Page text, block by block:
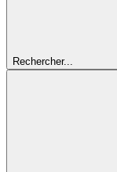
Rechercher...